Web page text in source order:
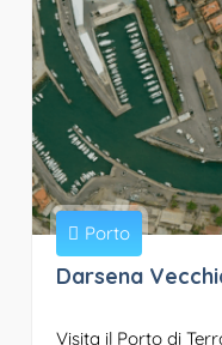
Porto
Darsena
Visita il Porto di